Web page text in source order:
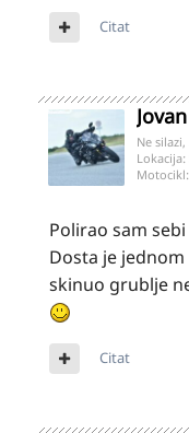
Citat
Ne
Lokacija:
Motocikl:
Polirao sam
Dosta je
skinuo grublje
Citat